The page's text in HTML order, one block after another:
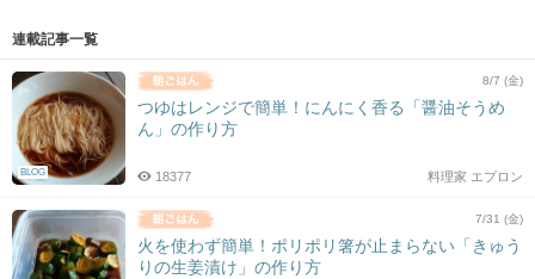
連載記事一覧
BLOG
8/7 (金)
つゆはレンジで簡単！にんにく香る「醤油そうめ
ん」の作り方
料理家 エプロン
18377
7/31 (金)
火を使わず簡単！ポリポリ箸が止まらない「きゅう
りの生姜漬け」の作り方